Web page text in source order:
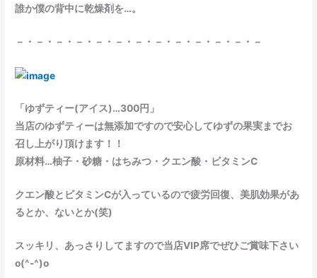
誰か僕の背中に乾燥剤を…。
－・－・－・－・－・－・－・－・－・－・－・－・－
「ゆずティー(アイス)…300円」
当店のゆずティーは無添加ですので安心してゆずの果実までお
召し上がり頂けます！！
原材料…柚子・砂糖・はちみつ・クエン酸・ビタミンC
クエン酸とビタミンCが入っているので疲労回復、美肌効果があ
るとか、ないとか(笑)
スッキリ、あっさりしてますので当店VIP席でぜひご賞味下さい
o(^-^)o